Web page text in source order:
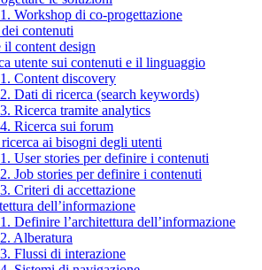
Workshop di co-progettazione
contenuti
il content design
utente sui contenuti e il linguaggio
Content discovery
Dati di ricerca (search keywords)
Ricerca tramite analytics
Ricerca sui forum
ai bisogni degli utenti
User stories per definire i contenuti
Job stories per definire i contenuti
Criteri di accettazione
dell’informazione
Definire l’architettura dell’informazione
Alberatura
Flussi di interazione